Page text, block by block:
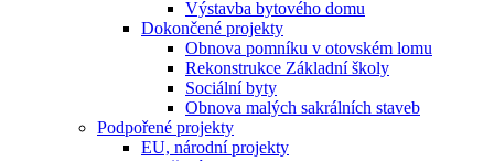
Výstavba bytového domu
Dokončené projekty
Obnova pomníku v otovském lomu
Rekonstrukce Základní školy
Sociální byty
Obnova malých sakrálních staveb
Podpořené projekty
EU, národní projekty